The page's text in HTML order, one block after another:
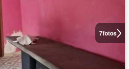
7fotos